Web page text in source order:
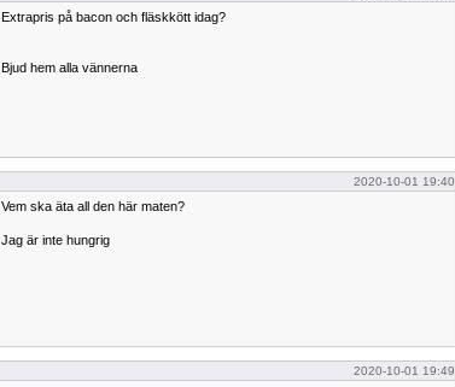
Extrapris på bacon och fläskkött idag?
Bjud hem alla vännerna
2020-10-01 19:40
Vem ska äta all den här maten?
Jag är inte hungrig
2020-10-01 19:49